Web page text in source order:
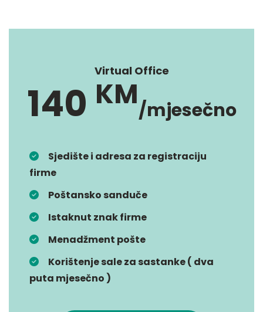
Virtual Office
140 KM/mjesečno
Sjedište i adresa za registraciju
firme
Poštansko sanduče
Istaknut znak firme
Menadžment pošte
Korištenje sale za sastanke ( dva
puta mjesečno )